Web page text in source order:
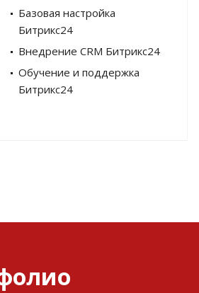
Базовая настройка
Битрикс24
Внедрение CRM Битрикс24
Обучение и поддержка
Битрикс24